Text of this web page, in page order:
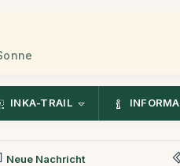
INKA-TRAIL
Neue Nachricht